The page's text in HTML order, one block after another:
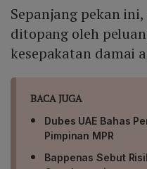
Sepanjang pekan
ditopang oleh
kesepakatan damai
BACA JUGA
Dubes UAE Bahas
Pimpinan MPR
Bappenas Sebut